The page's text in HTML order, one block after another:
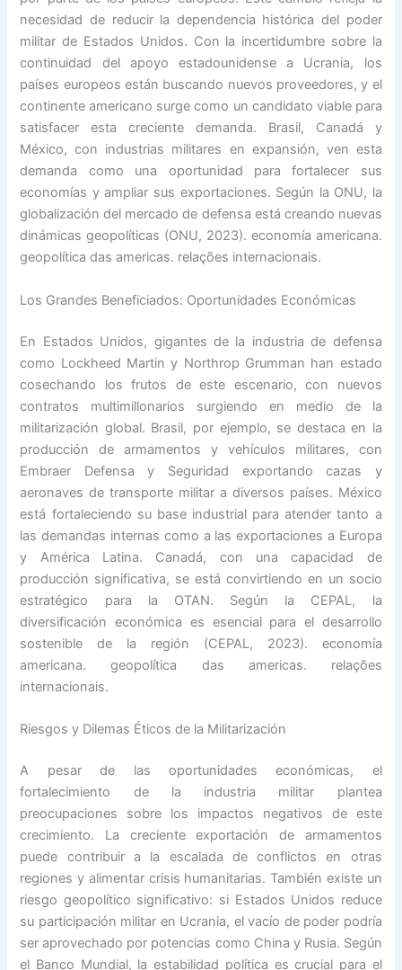
necesidad de reducir la dependencia histórica del poder
militar de Estados Unidos. Con la incertidumbre sobre la
continuidad del apoyo estadounidense a Ucrania, los
países europeos están buscando nuevos proveedores, y el
continente americano surge como un candidato viable para
satisfacer esta creciente demanda. Brasil, Canadá y
México, con industrias militares en expansión, ven esta
demanda como una oportunidad para fortalecer sus
economías y ampliar sus exportaciones. Según la ONU, la
globalización del mercado de defensa está creando nuevas
dinámicas geopolíticas (ONU, 2023). economía americana.
geopolítica das americas. relações internacionais.
Los Grandes Beneficiados: Oportunidades Económicas
En Estados Unidos, gigantes de la industria de defensa
como Lockheed Martin y Northrop Grumman han estado
cosechando los frutos de este escenario, con nuevos
contratos multimillonarios surgiendo en medio de la
militarización global. Brasil, por ejemplo, se destaca en la
producción de armamentos y vehículos militares, con
Embraer Defensa y Seguridad exportando cazas y
aeronaves de transporte militar a diversos países. México
está fortaleciendo su base industrial para atender tanto a
las demandas internas como a las exportaciones a Europa
y América Latina. Canadá, con una capacidad de
producción significativa, se está convirtiendo en un socio
estratégico para la OTAN. Según la CEPAL, la
diversificación económica es esencial para el desarrollo
sostenible de la región (CEPAL, 2023). economía
americana. geopolítica das americas. relações
internacionais.
Riesgos y Dilemas Éticos de la Militarización
A pesar de las oportunidades económicas, el
fortalecimiento de la industria militar plantea
preocupaciones sobre los impactos negativos de este
crecimiento. La creciente exportación de armamentos
puede contribuir a la escalada de conflictos en otras
regiones y alimentar crisis humanitarias. También existe un
riesgo geopolítico significativo: si Estados Unidos reduce
su participación militar en Ucrania, el vacío de poder podría
ser aprovechado por potencias como China y Rusia. Según
el Banco Mundial, la estabilidad política es crucial para el